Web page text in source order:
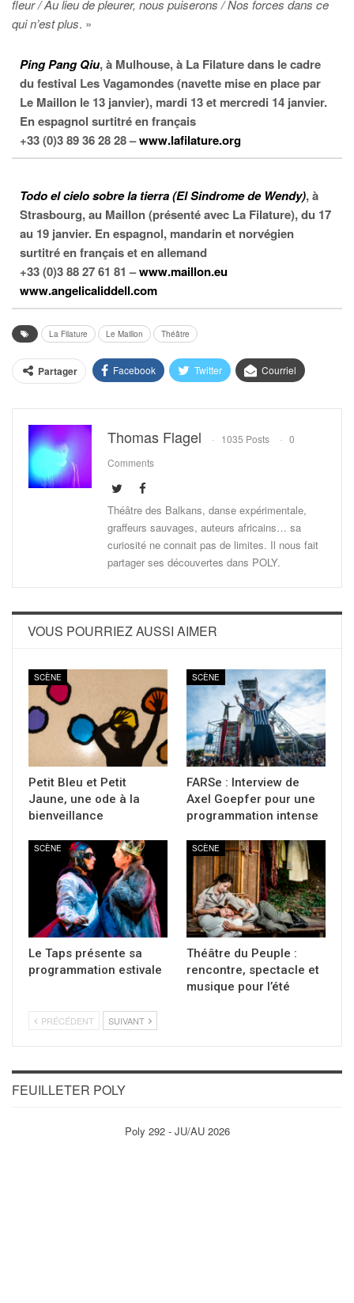
fleur / Au lieu de pleurer, nous puiserons / Nos forces dans ce
qui n’est plus. »
Ping Pang Qiu, à Mulhouse, à La Filature dans le cadre
du festival Les Vagamondes (navette mise en place par
Le Maillon le 13 janvier), mardi 13 et mercredi 14 janvier.
En espagnol surtitré en français
+33 (0)3 89 36 28 28 –www.lafilature.org
Todo el cielo sobre la tierra (El Sindrome de Wendy), à
Strasbourg, au Maillon (présenté avec La Filature), du 17
au 19 janvier. En espagnol, mandarin et norvégien
surtitré en français et en allemand
+33 (0)3 88 27 61 81 –www.maillon.eu
www.angelicaliddell.com
La Filature Le Maillon Théâtre
Partager Facebook Twitter Courriel
Thomas Flagel 1035 Posts
0
Comments
Théâtre des Balkans, danse expérimentale,
graffeurs sauvages, auteurs africains… sa
curiosité ne connait pas de limites. Il nous fait
partager ses découvertes dans POLY.
VOUS POURRIEZ AUSSI AIMER
SCÈNE
Petit Bleu et Petit
Jaune, une ode à la
bienveillance
SCÈNE
FARSe : Interview de
Axel Goepfer pour une
programmation intense
SCÈNE
Le Taps présente sa
programmation estivale
SCÈNE
Théâtre du Peuple :
rencontre, spectacle et
musique pour l’été
PRÉCÉDENT SUIVANT
FEUILLETER POLY
Poly 292 - JU/AU 2026